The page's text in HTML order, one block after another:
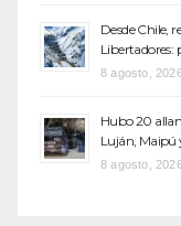
Desde Chile,
Libertadores:
8 agosto,
Hubo 20
Luján, Maipú
8 agosto,